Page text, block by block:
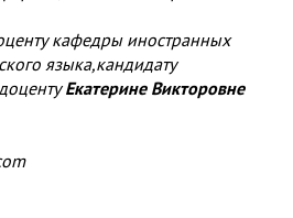
кафедры иностранных
языка,кандидату
Екатерине Викторовне